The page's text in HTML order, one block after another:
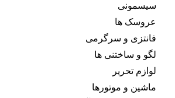
سیسمونی
عروسک ها
فانتزی و سرگرمی
لگو و ساختنی ها
لوازم تحریر
ماشین و موتورها